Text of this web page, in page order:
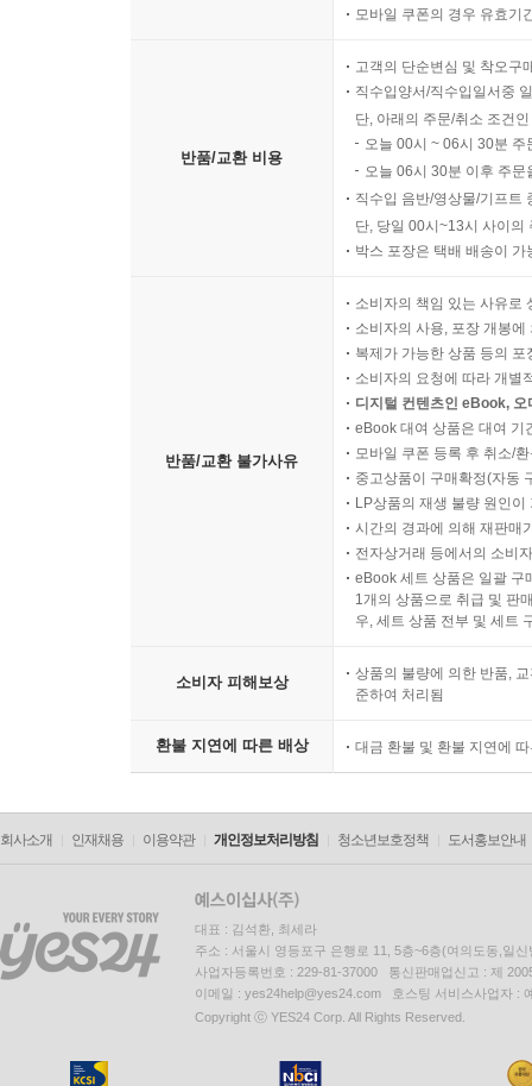
모바일 쿠폰의 경우 유효기
반품/교환 비용
고객의 단순변심 및 착오구
직수입양서/직수입일서중
단, 아래의 주문/취소 조건
오늘 00시 ~ 06시 30분
오늘 06시 30분 이후 주
직수입 음반/영상물/기프트
단, 당일 00시~13시 사이의
박스 포장은 택배 배송이
반품/교환 불가사유
소비자의 책임 있는 사유로
소비자의 사용, 포장 개봉
복제가 가능한 상품 등의
소비자의 요청에 따라 개별
디지털 컨텐츠인 eBook,
eBook 대여 상품은 대여 기
모바일 쿠폰 등록 후 취소/
중고상품이 구매확정(자동
LP상품의 재생 불량 원인
시간의 경과에 의해 재판매
전자상거래 등에서의 소비
eBook 세트 상품은 일괄 구
1개의 상품으로 취급 및 판
우, 세트 상품 전부 및 세트
소비자 피해보상
상품의 불량에 의한 반품,
준하여 처리됨
환불 지연에 따른 배상 대금 환불 및 환불 지연에
회사소개 인재채용 이용약관 개인정보처리방침 청소년보호정책 도서홍보안내
대표 : 김석환, 최세라
주소 : 서울시 영등포구 은행로 11, 5층~6층(여의도동,일신
사업자등록번호 : 229-81-37000 통신판매업신고 : 제
이메일 : yes24help@yes24.com 호스팅 서비스사업자 :
Copyright ⓒ YES24 Corp. All Rights Reserved.